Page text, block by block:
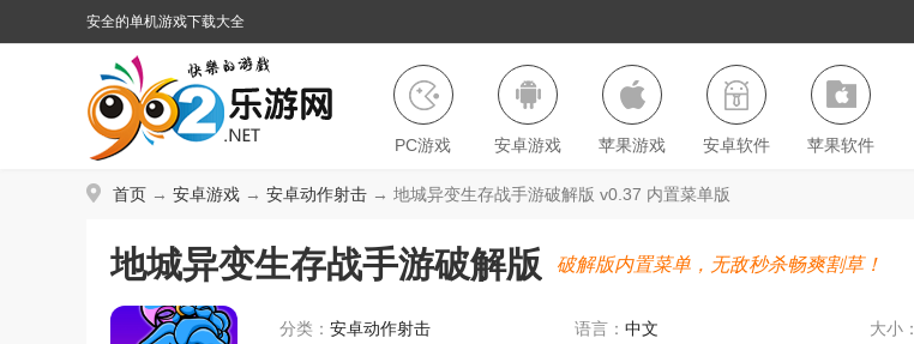
安全的单机游戏下载大全
PC游戏 安卓游戏 苹果游戏 安卓软件 苹果软件
首页 → 安卓游戏 → 安卓动作射击 → 地城异变生存战手游破解版 v0.37 内置菜单版
地城异变生存战手游破解版 破解版内置菜单，无敌秒杀畅爽割草！
分类： 安卓动作射击 语言： 中文 大小：